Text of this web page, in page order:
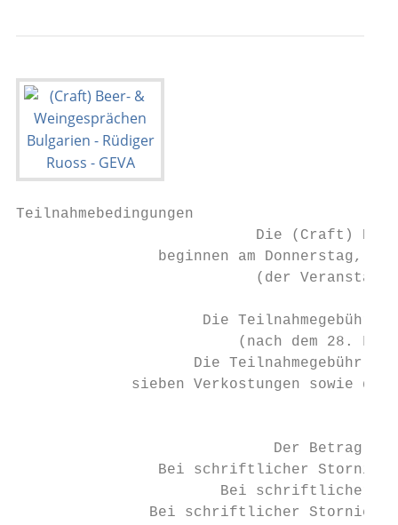
Teilnahmebedingungen
Die (Craft)
beginnen am Donnerstag,
(der
Die Teilnahmegebühr
(nach dem 28.
Die Teilnahmegebühr
sieben Verkostungen sowie
Der Betrag
Bei schriftlicher
Bei schriftlicher
Bei schriftlicher